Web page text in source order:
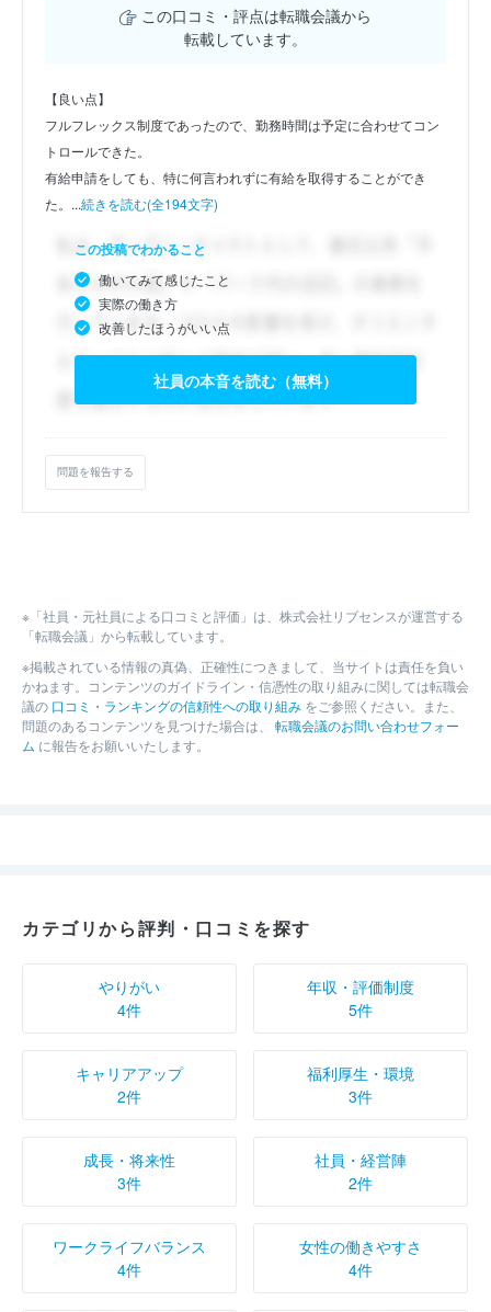
この口コミ・評点は転職会議から
転載しています。
【良い点】
フルフレックス制度であったので、勤務時間は予定に合わせてコン
トロールできた。
有給申請をしても、特に何言われずに有給を取得することができ
た。...続きを読む(全194文字)
この投稿でわかること
働いてみて感じたこと
実際の働き方
改善したほうがいい点
社員の本音を読む（無料）
問題を報告する
※「社員・元社員による口コミと評価」は、株式会社リブセンスが運営する
「転職会議」から転載しています。
※掲載されている情報の真偽、正確性につきまして、当サイトは責任を負い
かねます。コンテンツのガイドライン・信憑性の取り組みに関しては転職会
議の 口コミ・ランキングの信頼性への取り組み をご参照ください。また、
問題のあるコンテンツを見つけた場合は、 転職会議のお問い合わせフォー
ム に報告をお願いいたします。
カテゴリから評判・口コミを探す
やりがい
4件
年収・評価制度
5件
キャリアアップ
2件
福利厚生・環境
3件
成長・将来性
3件
社員・経営陣
2件
ワークライフバランス
4件
女性の働きやすさ
4件